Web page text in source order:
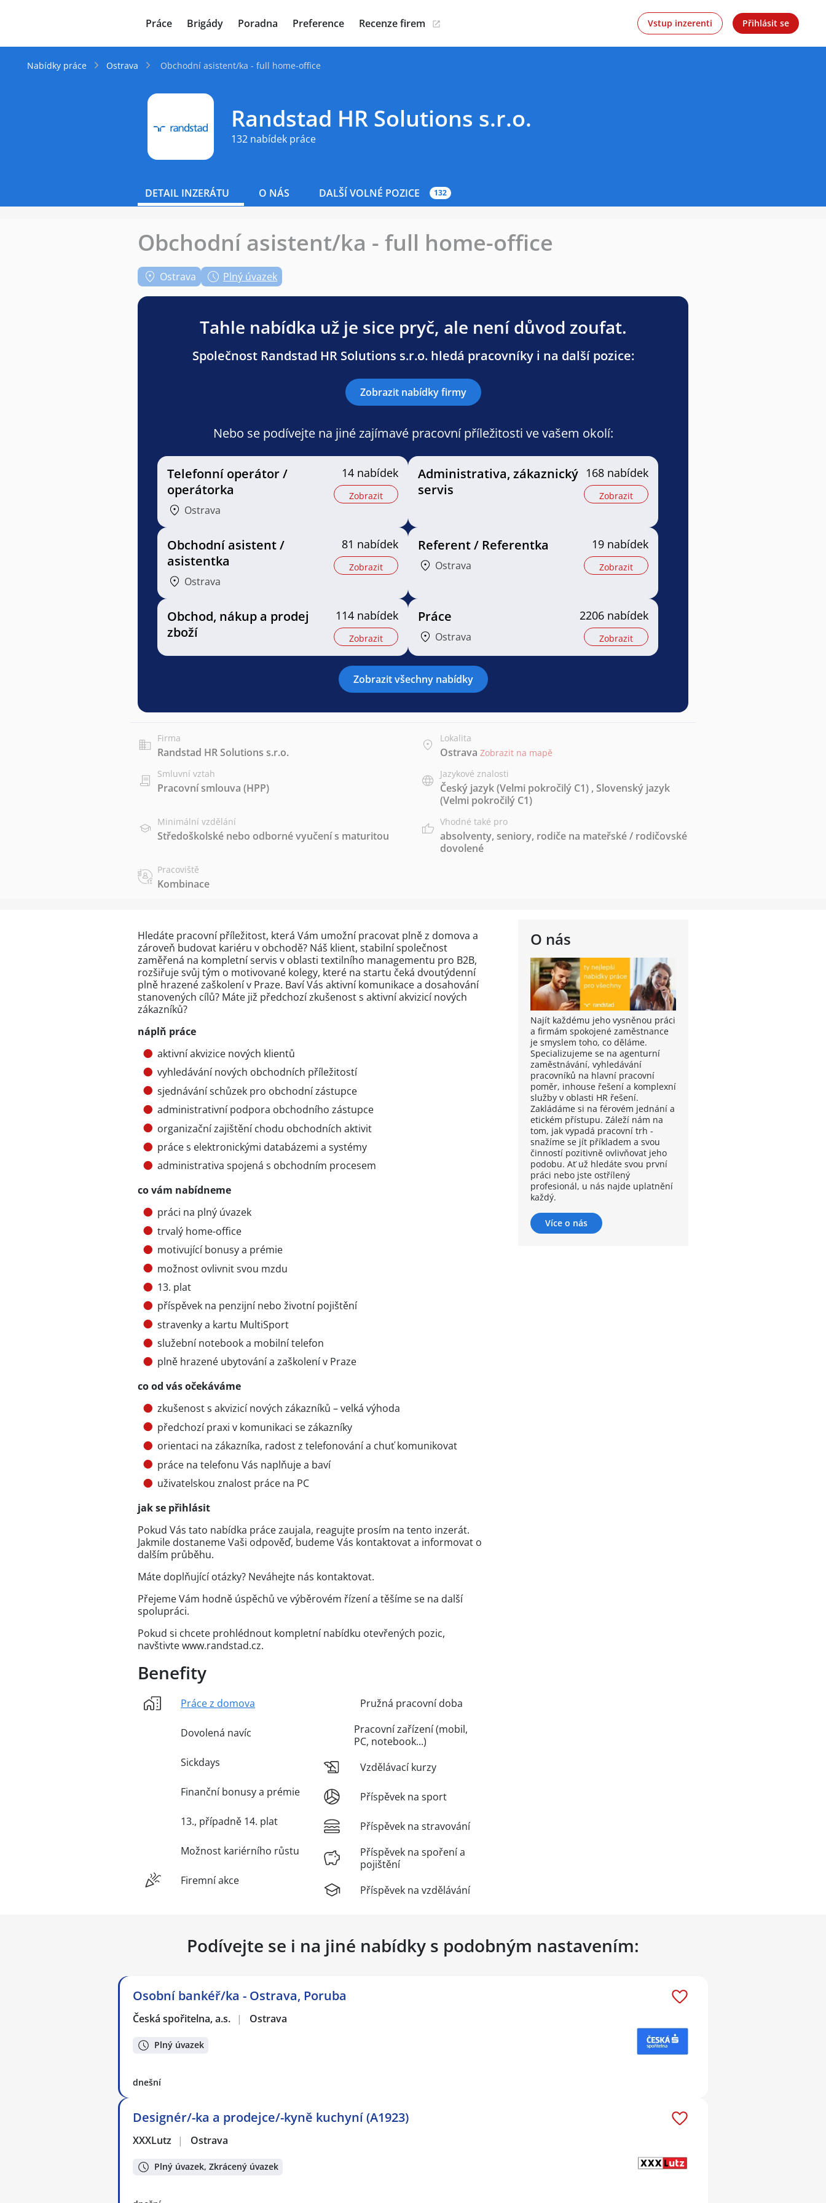
Práce Brigády Poradna Preference Recenze firem Vstup inzerenti Přihlásit se
Nabídky práce Ostrava Obchodní asistent/ka - full home-office
Randstad HR Solutions s.r.o.
132 nabídek práce
DETAIL INZERÁTU O NÁS DALŠÍ VOLNÉ POZICE 132
Obchodní asistent/ka - full home-office
Ostrava Plný úvazek
Tahle nabídka už je sice pryč, ale není důvod zoufat.
Společnost Randstad HR Solutions s.r.o. hledá pracovníky i na další pozice:
Zobrazit nabídky firmy
Nebo se podívejte na jiné zajímavé pracovní příležitosti ve vašem okolí:
Telefonní operátor /
operátorka
Ostrava
14 nabídek
Zobrazit
Administrativa, zákaznický
servis
168 nabídek
Zobrazit
Obchodní asistent /
asistentka
Ostrava
81 nabídek
Zobrazit
Referent / Referentka
Ostrava
19 nabídek
Zobrazit
Obchod, nákup a prodej
zboží
114 nabídek
Zobrazit
Práce
Ostrava
2206 nabídek
Zobrazit
Zobrazit všechny nabídky
Firma
Randstad HR Solutions s.r.o.
Lokalita
Ostrava Zobrazit na mapě
Smluvní vztah
Pracovní smlouva (HPP)
Jazykové znalosti
Český jazyk(Velmi pokročilý C1) , Slovenský jazyk
(Velmi pokročilý C1)
Minimální vzdělání
Středoškolské nebo odborné vyučení s maturitou
Vhodné také pro
absolventy, seniory, rodiče na mateřské / rodičovské
dovolené
Pracoviště
Kombinace
O nás
Najít každému jeho vysněnou práci
a firmám spokojené zaměstnance
je smyslem toho, co děláme.
Specializujeme se na agenturní
zaměstnávání, vyhledávání
pracovníků na hlavní pracovní
poměr, inhouse řešení a komplexní
služby v oblasti HR řešení.
Zakládáme si na férovém jednání a
etickém přístupu. Záleží nám na
tom, jak vypadá pracovní trh -
snažíme se jít příkladem a svou
činností pozitivně ovlivňovat jeho
podobu. Ať už hledáte svou první
práci nebo jste ostřílený
profesionál, u nás najde uplatnění
každý.
Více o nás
Hledáte pracovní příležitost, která Vám umožní pracovat plně z domova a
zároveň budovat kariéru v obchodě? Náš klient, stabilní společnost
zaměřená na kompletní servis v oblasti textilního managementu pro B2B,
rozšiřuje svůj tým o motivované kolegy, které na startu čeká dvoutýdenní
plně hrazené zaškolení v Praze. Baví Vás aktivní komunikace a dosahování
stanovených cílů? Máte již předchozí zkušenost s aktivní akvizicí nových
zákazníků?
náplň práce
aktivní akvizice nových klientů
vyhledávání nových obchodních příležitostí
sjednávání schůzek pro obchodní zástupce
administrativní podpora obchodního zástupce
organizační zajištění chodu obchodních aktivit
práce s elektronickými databázemi a systémy
administrativa spojená s obchodním procesem
co vám nabídneme
práci na plný úvazek
trvalý home-office
motivující bonusy a prémie
možnost ovlivnit svou mzdu
13. plat
příspěvek na penzijní nebo životní pojištění
stravenky a kartu MultiSport
služební notebook a mobilní telefon
plně hrazené ubytování a zaškolení v Praze
co od vás očekáváme
zkušenost s akvizicí nových zákazníků – velká výhoda
předchozí praxi v komunikaci se zákazníky
orientaci na zákazníka, radost z telefonování a chuť komunikovat
práce na telefonu Vás naplňuje a baví
uživatelskou znalost práce na PC
jak se přihlásit
Pokud Vás tato nabídka práce zaujala, reagujte prosím na tento inzerát.
Jakmile dostaneme Vaši odpověď, budeme Vás kontaktovat a informovat o
dalším průběhu.
Máte doplňující otázky? Neváhejte nás kontaktovat.
Přejeme Vám hodně úspěchů ve výběrovém řízení a těšíme se na další
spolupráci.
Pokud si chcete prohlédnout kompletní nabídku otevřených pozic,
navštivte www.randstad.cz.
Benefity
Práce z domova
Dovolená navíc
Sickdays
Finanční bonusy a prémie
13., případně 14. plat
Možnost kariérního růstu
Firemní akce
Pružná pracovní doba
Pracovní zařízení (mobil,
PC, notebook...)
Vzdělávací kurzy
Příspěvek na sport
Příspěvek na stravování
Příspěvek na spoření a
pojištění
Příspěvek na vzdělávání
Podívejte se i na jiné nabídky s podobným nastavením:
Osobní bankéř/ka - Ostrava, Poruba
Česká spořitelna, a.s. | Ostrava
Plný úvazek
dnešní
Designér/-ka a prodejce/-kyně kuchyní (A1923)
XXXLutz | Ostrava
Plný úvazek, Zkrácený úvazek